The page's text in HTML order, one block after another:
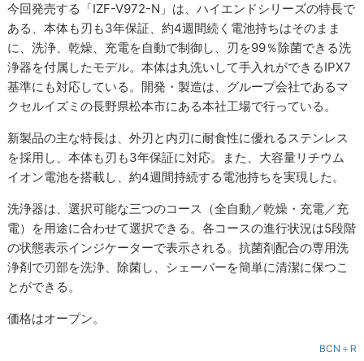
今回発売する「IZF-V972-N」は、ハイエンドシリーズの特長で
ある、本体も刃も3年保証、約4週間続く電池持ちはそのまま
に、洗浄、乾燥、充電を自動で制御し、刃を99％除菌できる洗
浄器を付属したモデル。本体は丸洗いして手入れができるIPX7
基準にも対応している。開発・製造は、グループ会社であるマ
クセルイズミの長野県松本市にある本社工場で行っている。
新製品の主な特長は、外刃と内刃に耐食性に優れるステンレス
を採用し、本体も刃も3年保証に対応。また、大容量リチウム
イオン電池を搭載し、約4週間持続する電池持ちを実現した。
洗浄器は、選択可能な三つのコース（全自動／乾燥・充電／充
電）を用途に合わせて選択できる。各コースの進行状況は5段階
の状態表示インジケーターで表示される。抗菌剤配合の専用洗
浄剤で刃部を洗浄、除菌し、シェーバーを簡単に清潔に保つこ
とができる。
価格はオープン。
BCN＋R